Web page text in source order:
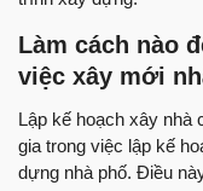
Làm cách nào
việc xây mới
Lập kế hoạch xây nhà
gia trong việc lập kế
dựng nhà phố. Điều